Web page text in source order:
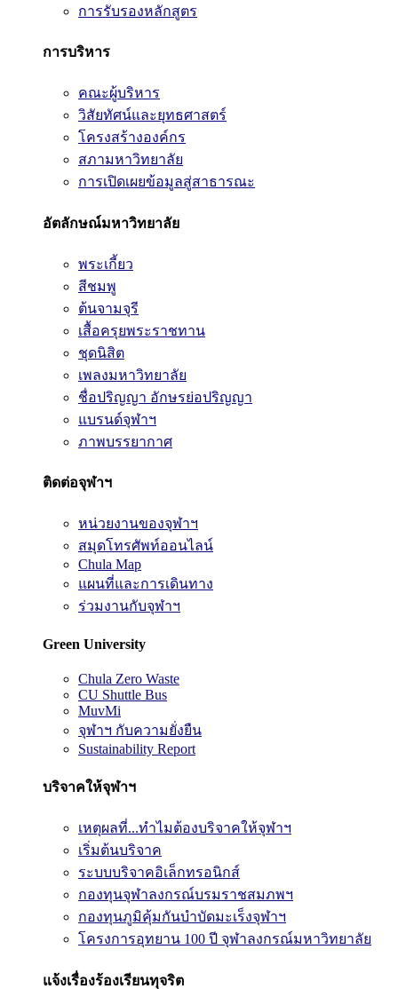
การรับรองหลักสูตร
การบริหาร
คณะผู้บริหาร
วิสัยทัศน์และยุทธศาสตร์
โครงสร้างองค์กร
สภามหาวิทยาลัย
การเปิดเผยข้อมูลสู่สาธารณะ
อัตลักษณ์มหาวิทยาลัย
พระเกี้ยว
สีชมพู
ต้นจามจุรี
เสื้อครุยพระราชทาน
ชุดนิสิต
เพลงมหาวิทยาลัย
ชื่อปริญญา อักษรย่อปริญญา
แบรนด์จุฬาฯ
ภาพบรรยากาศ
ติดต่อจุฬาฯ
หน่วยงานของจุฬาฯ
สมุดโทรศัพท์ออนไลน์
Chula Map
แผนที่และการเดินทาง
ร่วมงานกับจุฬาฯ
Green University
Chula Zero Waste
CU Shuttle Bus
MuvMi
จุฬาฯ กับความยั่งยืน
Sustainability Report
บริจาคให้จุฬาฯ
เหตุผลที่...ทำไมต้องบริจาคให้จุฬาฯ
เริ่มต้นบริจาค
ระบบบริจาคอิเล็กทรอนิกส์
กองทุนจุฬาลงกรณ์บรมราชสมภพฯ
กองทุนภูมิคุ้มกันบำบัดมะเร็งจุฬาฯ
โครงการอุทยาน 100 ปี จุฬาลงกรณ์มหาวิทยาลัย
แจ้งเรื่องร้องเรียนทุจริต